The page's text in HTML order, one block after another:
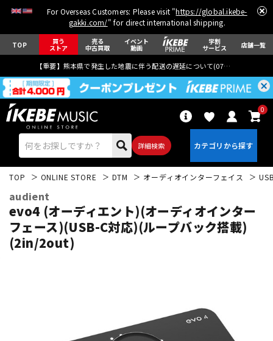
For Overseas Customers: Please visit "https://global.ikebe-
gakki.com/" for direct international shipping.
TOP 買う
ストア
売る
中古買取
イベント
動画
学割
サービス 店舗一覧
【重要】熊本県で発生した地震に伴う配送の遅延について(07月29日
詳細検索
0
エレキギター
パーカッション
TOP ONLINE STORE DTM オーディオインターフェイス
audient
evo4 (オーディエント)(オーディオインター
フェース)(USB-C対応)(ループバック搭載)
(2in/2out)